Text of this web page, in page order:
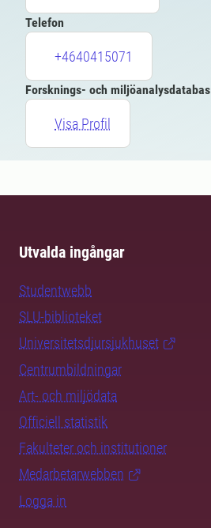
Telefon
+4640415071
Forsknings- och miljöanalysdatabas
Visa Profil
Utvalda ingångar
Studentwebb
SLU-biblioteket
Universitetsdjursjukhuset
Centrumbildningar
Art- och miljödata
Officiell statistik
Fakulteter och institutioner
Medarbetarwebben
Logga in